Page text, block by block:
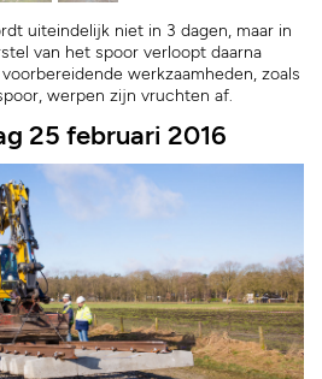
uiteindelijk niet in 3 dagen, maar in
van het spoor verloopt daarna
werkzaamheden, zoals
werpen zijn vruchten af.
25 februari 2016